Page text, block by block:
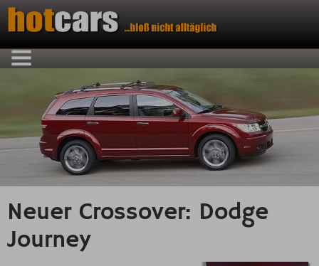
Neuer Crossover: Dodge
Journey